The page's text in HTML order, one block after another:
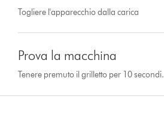
Togliere l'apparecchio dalla carica
Prova la macchina
Tenere premuto il grilletto per 10 secondi.